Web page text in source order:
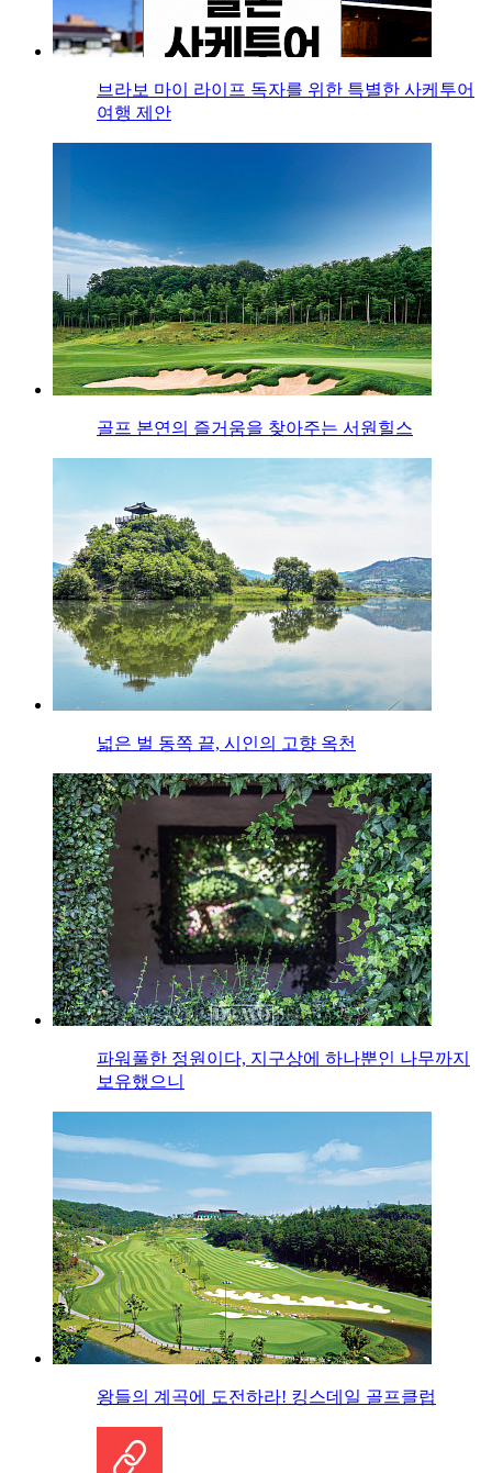
브라보 마이 라이프 독자를 위한 특별한 사케투어
여행 제안
골프 본연의 즐거움을 찾아주는 서원힐스
넓은 벌 동쪽 끝, 시인의 고향 옥천
파워풀한 정원이다, 지구상에 하나뿐인 나무까지
보유했으니
왕들의 계곡에 도전하라! 킹스데일 골프클럽